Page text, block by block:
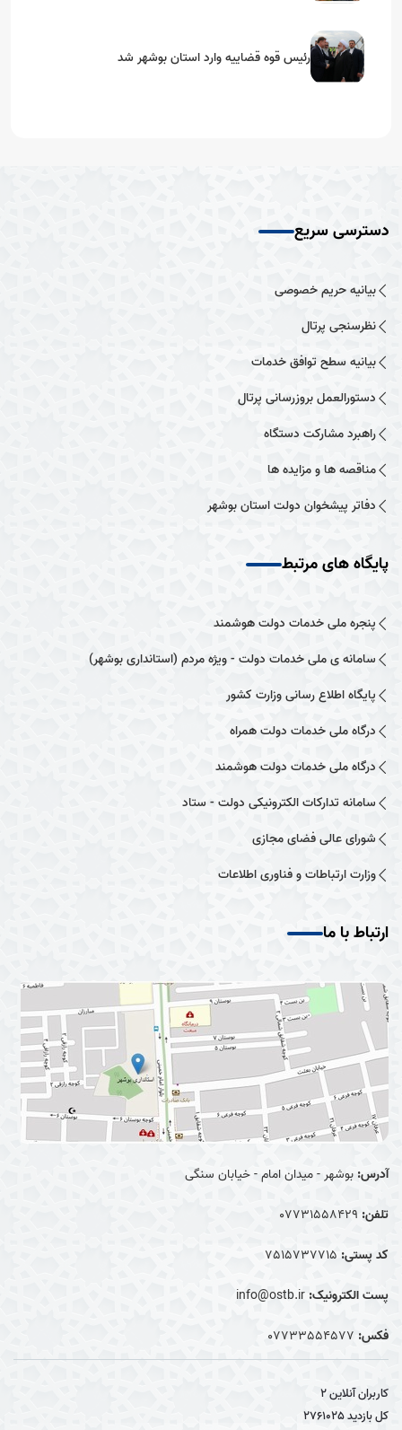
رئیس قوه قضاییه وارد استان بوشهر شد
دسترسی سریع
بیانیه حریم خصوصی
نظرسنجی پرتال
بیانیه سطح توافق خدمات
دستورالعمل بروزرسانی پرتال
راهبرد مشارکت دستگاه
مناقصه ها و مزایده ها
دفاتر پیشخوان دولت استان بوشهر
پایگاه های مرتبط
پنجره ملی خدمات دولت هوشمند
سامانه ی ملی خدمات دولت - ویژه مردم (استانداری بوشهر)
پایگاه اطلاع رسانی وزارت کشور
درگاه ملی خدمات دولت همراه
درگاه ملی خدمات دولت هوشمند
سامانه تدارکات الکترونیکی دولت - ستاد
شورای عالی فضای مجازی
وزارت ارتباطات و فناوری اطلاعات
ارتباط با ما
آدرس: بوشهر - میدان امام - خیابان سنگی
تلفن: 07731558429
کد پستی: 7515737715
پست الکترونیک: info@ostb.ir
فکس: 07733554577
کاربران آنلاین2
کل بازدید2761025